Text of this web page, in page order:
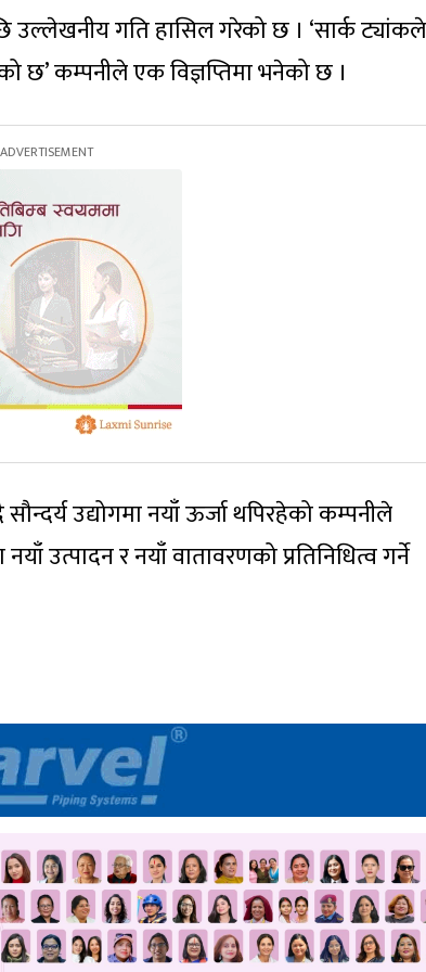
उल्लेखनीय गति हासिल गरेको छ । ‘सार्क ट्यांकले
छ’ कम्पनीले एक विज्ञप्तिमा भनेको छ ।
उद्योगमा नयाँ ऊर्जा थपिरहेको कम्पनीले
उत्पादन र नयाँ वातावरणको प्रतिनिधित्व गर्ने